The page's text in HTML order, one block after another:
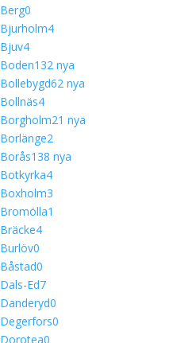
Berg0
Bjurholm4
Bjuv4
Boden132 nya
Bollebygd62 nya
Bollnäs4
Borgholm21 nya
Borlänge2
Borås138 nya
Botkyrka4
Boxholm3
Bromölla1
Bräcke4
Burlöv0
Båstad0
Dals-Ed7
Danderyd0
Degerfors0
Dorotea0